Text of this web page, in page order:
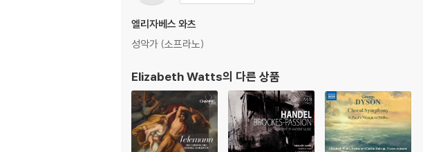
엘리자베스 와츠
성악가 (소프라노)
Elizabeth Watts의 다른 상품